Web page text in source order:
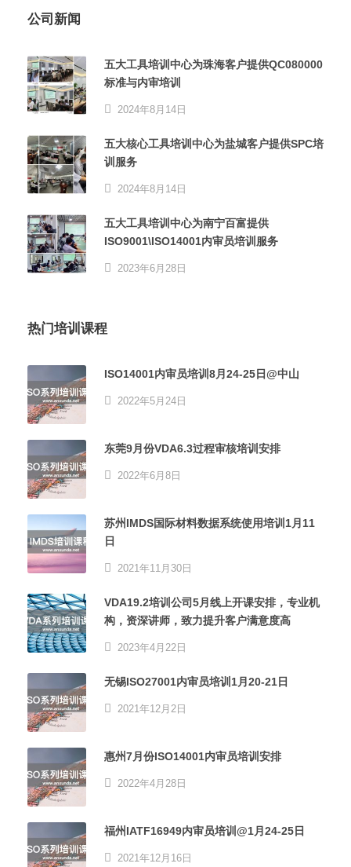
公司新闻
五大工具培训中心为珠海客户提供QC080000
标准与内审培训
2024年8月14日
五大核心工具培训中心为盐城客户提供SPC培
训服务
2024年8月14日
五大工具培训中心为南宁百富提供
ISO9001\ISO14001内审员培训服务
2023年6月28日
热门培训课程
ISO14001内审员培训8月24-25日@中山
2022年5月24日
东莞9月份VDA6.3过程审核培训安排
2022年6月8日
苏州IMDS国际材料数据系统使用培训1月11
日
2021年11月30日
VDA19.2培训公司5月线上开课安排，专业机
构，资深讲师，致力提升客户满意度高
2023年4月22日
无锡ISO27001内审员培训1月20-21日
2021年12月2日
惠州7月份ISO14001内审员培训安排
2022年4月28日
福州IATF16949内审员培训@1月24-25日
2021年12月16日